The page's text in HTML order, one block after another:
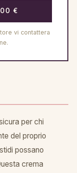
€
vi contattera
per chi
del proprio
possano
crema